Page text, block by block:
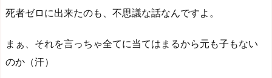
死者ゼロに出来たのも、不思議な話なんですよ。
まぁ、それを言っちゃ全てに当てはまるから元も子もない
のか（汗）